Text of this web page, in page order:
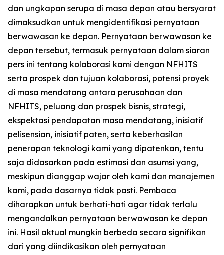
dan ungkapan serupa di masa depan atau bersyarat
dimaksudkan untuk mengidentifikasi pernyataan
berwawasan ke depan. Pernyataan berwawasan ke
depan tersebut, termasuk pernyataan dalam siaran
pers ini tentang kolaborasi kami dengan NFHITS
serta prospek dan tujuan kolaborasi, potensi proyek
di masa mendatang antara perusahaan dan
NFHITS, peluang dan prospek bisnis, strategi,
ekspektasi pendapatan masa mendatang, inisiatif
pelisensian, inisiatif paten, serta keberhasilan
penerapan teknologi kami yang dipatenkan, tentu
saja didasarkan pada estimasi dan asumsi yang,
meskipun dianggap wajar oleh kami dan manajemen
kami, pada dasarnya tidak pasti. Pembaca
diharapkan untuk berhati-hati agar tidak terlalu
mengandalkan pernyataan berwawasan ke depan
ini. Hasil aktual mungkin berbeda secara signifikan
dari yang diindikasikan oleh pernyataan